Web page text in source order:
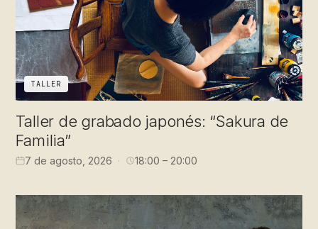
TALLER
Taller de grabado japonés: “Sakura de
Familia”
7 de agosto, 2026 18:00 – 20:00